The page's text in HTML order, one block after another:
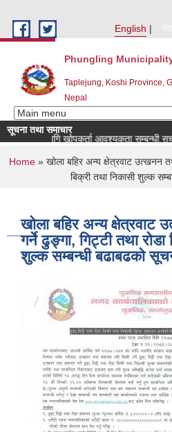
English
Phungling
Taplejung, Koshi Province,
Nepal
सूचना तथा समाचार
लागि खोपकर्ता आवश्यकता सम्बन्धी सूचना!
You are here
Home» खोला बहिर अन्य क्षेत्रवाट उत्खनन
बिक्री तथा निकासी शुल्क
खोला बहिर अन्य
गर्ने ढुङ्गा, गिट्टी तथा
शुल्क सम्बन्धी बढाबढको